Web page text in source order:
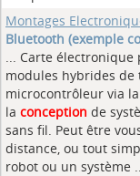
Montages
Bluetooth (exemple
... Carte
modules hybrides de
microcontrôleur via la
la conception de
sans fil. Peut être
distance, ou tout
robot ou un système